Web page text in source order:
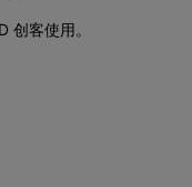
创客使用。